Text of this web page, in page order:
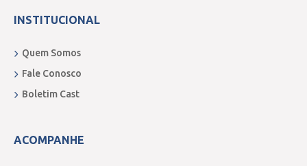
INSTITUCIONAL
Quem Somos
Fale Conosco
Boletim Cast
ACOMPANHE